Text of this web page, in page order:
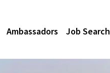
Ambassadors Job Search